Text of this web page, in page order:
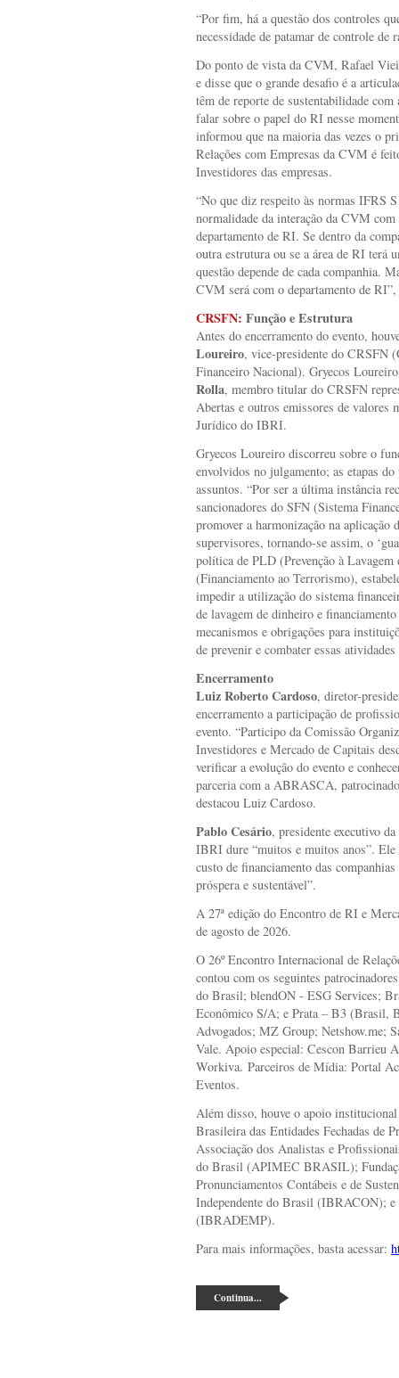
“Por fim, há a questão dos controles
necessidade de patamar de controle de
Do ponto de vista da CVM, Rafael
e disse que o grande desafio é a
têm de reporte de sustentabilidade
falar sobre o papel do RI nesse
informou que na maioria das vezes o
Relações com Empresas da CVM é
Investidores das empresas.
“No que diz respeito às normas IFRS
normalidade da interação da CVM
departamento de RI. Se dentro da
outra estrutura ou se a área de RI terá
questão depende de cada companhia.
CVM será com o departamento de
CRSFN: Função e Estrutura
Antes do encerramento do evento,
Loureiro, vice-presidente do CRSFN
Financeiro Nacional). Gryecos
Rolla, membro titular do CRSFN
Abertas e outros emissores de
Jurídico do IBRI.
Gryecos Loureiro discorreu sobre o
envolvidos no julgamento; as etapas
assuntos. “Por ser a última instância
sancionadores do SFN (Sistema
promover a harmonização na aplicação
supervisores, tornando-se assim, o
política de PLD (Prevenção à
(Financiamento ao Terrorismo),
impedir a utilização do sistema
de lavagem de dinheiro e
mecanismos e obrigações para
de prevenir e combater essas
Encerramento
Luiz Roberto Cardoso, diretor-
encerramento a participação de
evento. “Participo da Comissão
Investidores e Mercado de Capitais
verificar a evolução do evento e
parceria com a ABRASCA,
destacou Luiz Cardoso.
Pablo Cesário, presidente executivo
IBRI dure “muitos e muitos anos”. Ele
custo de financiamento das
próspera e sustentável”.
A 27ª edição do Encontro de RI e
de agosto de 2026.
O 26º Encontro Internacional de
contou com os seguintes
do Brasil; blendON - ESG Services;
Econômico S/A; e Prata – B3 (Brasil,
Advogados; MZ Group; Netshow.me;
Vale. Apoio especial: Cescon Barrieu
Workiva. Parceiros de Mídia: Portal
Eventos.
Além disso, houve o apoio
Brasileira das Entidades Fechadas de
Associação dos Analistas e
do Brasil (APIMEC BRASIL);
Pronunciamentos Contábeis e de
Independente do Brasil (IBRACON);
(IBRADEMP).
Para mais informações, basta acessar:
Continua...